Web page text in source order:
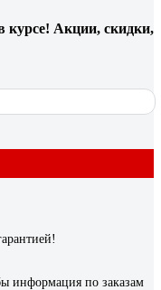
курсе! Акции, скидки,
информация по заказам